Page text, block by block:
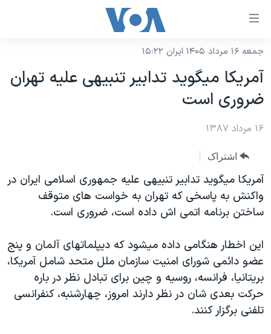
لینکهای
دسترسی
جهش
محتوای
اصلی
جهش
صفحه
اصلی
جهش
به
جستجو
نسخه سبک وب‌سایت
موضوع ها
ایران
آمریکا
جهان
ورزشی
گزیده‌ها
ویژه برنامه‌ها
ویدیوها
فرهنگ و زندگی
حقوق شهروندی
برنامه های تلویزیونی
جدول برنامه ها
صفحه‌های ویژه
جام جهانی ۲۰۲۶
عملیات خشم حماسی
۲۵۰سالگی آمریکا
بایگانی برنامه‌های تلویزیونی
مستندها
انتخابات ریاست جمهوری آمریکا ۲۰۲۴
فرکانس‌های صدای آمریکا
پخش رادیویی
یادگیری زبان انگلیسی
دنبال کنید
جمعه ۱۶ مرداد ۱۴۰۵ ایران ۱۵:۲۲
آمريکا ميگويد تدابير تنبيهی عليه تهران
ضروری است
۱۶ مرداد ۱۳۸۷
اشتراک
آمريکا ميگويد تدابير تنبيهی عليه جمهوری اسلامی ايران در
واکنش به پاسخی که تهران به خواست های متوقف
ساختن برنامه اتمی اش داده است، ضروری است.
اين اخطار هنگامی داده ميشود که ديپلماتهای آلمان و پنج
عضو دائمی شورای امنيت سازمان ملل متحد شامل آمريکا،
بريتانيا، فرانسه، روسيه و چين برای تبادل نظر در باره
حرکت بعدی شان در نظر دارند امروز، چهارشنبه، کنفرانسی
تلفنی برگزار کنند.